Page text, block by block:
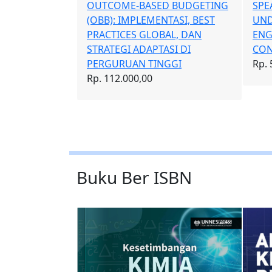
BASED BUDGETING
IMPLEMENTASI, BEST
GLOBAL, DAN
SPEAKING NATURALLY:
UNDERSTANDING FILLERS IN
ENGLISH CLUB
CONVERSATIONS
Rp. 56.000,00
SPEAKING NATURALLY:
UNDERSTANDING FILLERS IN
ENGLISH CLUB
CONVERSATIONS
Rp. 56.000,00
Buku Ber ISBN